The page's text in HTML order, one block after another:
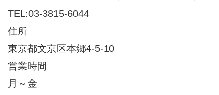
TEL:03-3815-6044
住所
東京都文京区本郷4-5-10
営業時間
月～金